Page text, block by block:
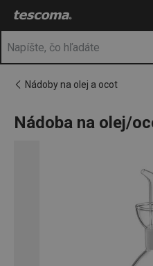
Nachádzate sa na stránkePrejsť na
Prejsť na
Prejsť
Nádoby na olej a ocot
Nádoba na olej/